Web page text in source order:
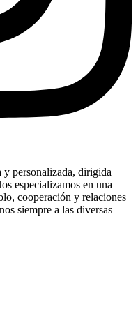
y personalizada, dirigida
especializamos en una
cooperación y relaciones
siempre a las diversas